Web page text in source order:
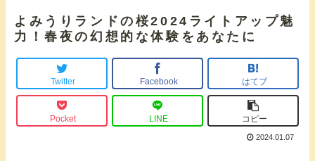
よみうりランドの桜2024ライトアップ魅
力！春夜の幻想的な体験をあなたに
Twitter Facebook はてブ
Pocket LINE コピー
2024.01.07